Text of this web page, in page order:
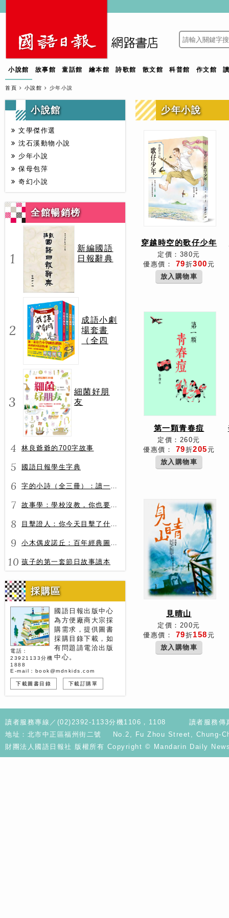
小說館 故事館 童話館 繪本館 詩歌館 散文館 科普館 作文館
首頁 小說館 少年小說
小說館
文學傑作選
沈石溪動物小說
少年小說
保母包萍
奇幻小說
全館暢銷榜
1
新編國語
日報辭典
2
成語小劇
場套書
（全四
3
細菌好朋
友
4 林良爺爺的700字故事
5 國語日報學生字典
6 字的小詩（全三冊）：讀一首詩，交一個字朋友（字字小宇宙+字字看心情+字字有意思）
7 故事學：學校沒教，你也要會的表達力
8 目擊證人：你今天目擊了什麼？
9 小木偶皮諾丘：百年經典圖文全譯版
10 孩子的第一套節日故事讀本
採購區
國語日報出版中心
為方便廠商大宗採
購需求，提供圖書
採購目錄下載，如
有問題請電洽出版
中心。
電話：
23921133分機
1888
E-mail：book@mdnkids.com
下載圖書目錄 下載訂購單
少年小說
穿越時空的歌仔少年
定價：380元
優惠價： 79折300 元
放入購物車
第一顆青春痘
定價：260元
優惠價： 79折205 元
放入購物車
見晴山
定價：200元
優惠價： 79折158 元
放入購物車
讀者服務專線／(02)2392-1133分機1106，1108
讀者服務
地址：北市中正區福州街二號 No.2, Fu Zhou Street, Chung-
財團法人國語日報社 版權所有 Copyright © Mandarin Daily